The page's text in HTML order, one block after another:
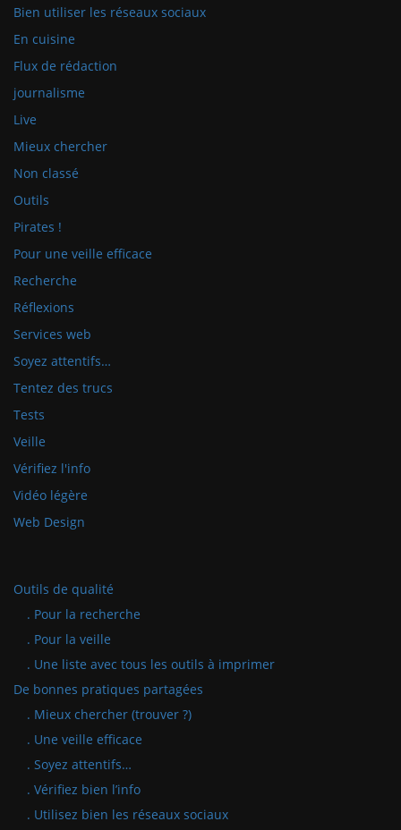
Bien utiliser les réseaux sociaux
En cuisine
Flux de rédaction
journalisme
Live
Mieux chercher
Non classé
Outils
Pirates !
Pour une veille efficace
Recherche
Réflexions
Services web
Soyez attentifs…
Tentez des trucs
Tests
Veille
Vérifiez l'info
Vidéo légère
Web Design
Outils de qualité
. Pour la recherche
. Pour la veille
. Une liste avec tous les outils à imprimer
De bonnes pratiques partagées
. Mieux chercher (trouver ?)
. Une veille efficace
. Soyez attentifs…
. Vérifiez bien l’info
. Utilisez bien les réseaux sociaux